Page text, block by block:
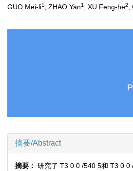
GUO Mei-li1 , ZHAO Yan1 , XU Feng-he2
摘要/Abstract
摘要：研究了 T3 0 0 /540 5和 T3 0 0